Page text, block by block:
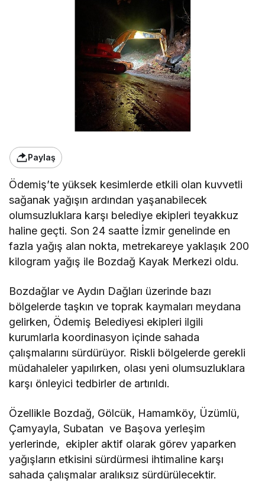
Paylaş
Ödemiş’te yüksek kesimlerde etkili olan kuvvetli
sağanak yağışın ardından yaşanabilecek
olumsuzluklara karşı belediye ekipleri teyakkuz
haline geçti. Son 24 saatte İzmir genelinde en
fazla yağış alan nokta, metrekareye yaklaşık 200
kilogram yağış ile Bozdağ Kayak Merkezi oldu.
Bozdağlar ve Aydın Dağları üzerinde bazı
bölgelerde taşkın ve toprak kaymaları meydana
gelirken, Ödemiş Belediyesi ekipleri ilgili
kurumlarla koordinasyon içinde sahada
çalışmalarını sürdürüyor. Riskli bölgelerde gerekli
müdahaleler yapılırken, olası yeni olumsuzluklara
karşı önleyici tedbirler de artırıldı.
Özellikle Bozdağ, Gölcük, Hamamköy, Üzümlü,
Çamyayla, Subatan ve Başova yerleşim
yerlerinde, ekipler aktif olarak görev yaparken
yağışların etkisini sürdürmesi ihtimaline karşı
sahada çalışmalar aralıksız sürdürülecektir.